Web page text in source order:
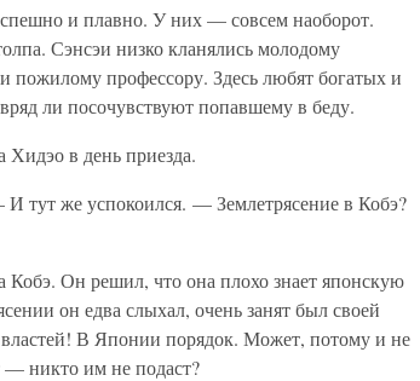
и плавно. У них — совсем наоборот.
Сэнсэи низко кланялись молодому
пожилому профессору. Здесь любят богатых и
ли посочувствуют попавшему в беду.
в день приезда.
же успокоился. — Землетрясение в Кобэ?
Кобэ. Он решил, что она плохо знает японскую
он едва слыхал, очень занят был своей
В Японии порядок. Может, потому и не
— никто им не подаст?